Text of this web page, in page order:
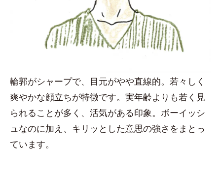
輪郭がシャープで、目元がやや直線的。若々しく
爽やかな顔立ちが特徴です。実年齢よりも若く見
られることが多く、活気がある印象。ボーイッシ
ュなのに加え、キリッとした意思の強さをまとっ
ています。